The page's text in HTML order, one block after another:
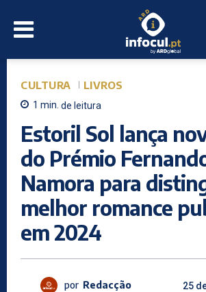
CULTURA LIVROS
1 min. de leitura
Estoril Sol lança
do Prémio
Namora para
melhor romance
em 2024
por Redacção 25